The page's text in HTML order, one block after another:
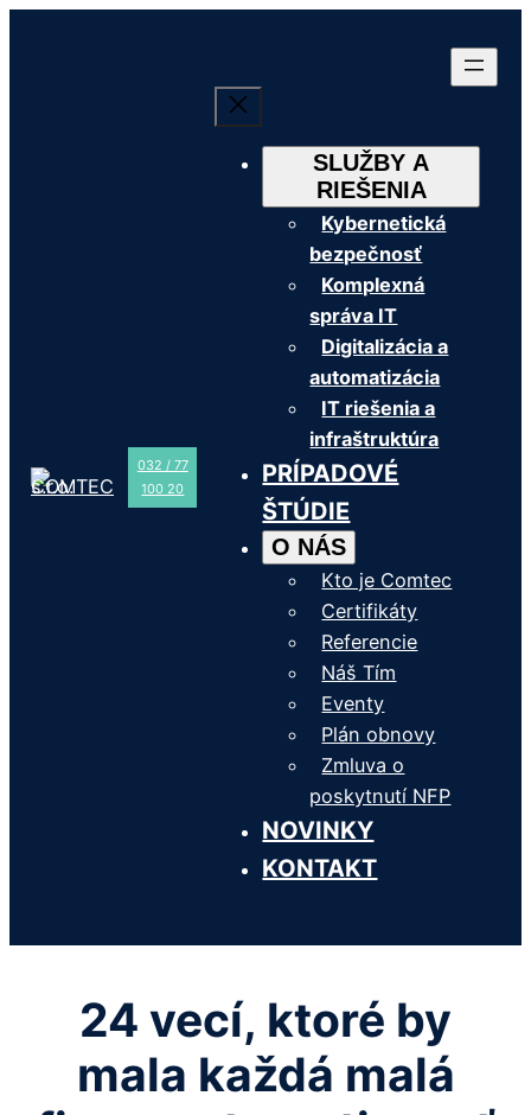
SLUŽBY A
RIEŠENIA
Kybernetická
bezpečnosť
Komplexná
správa IT
Digitalizácia a
automatizácia
IT riešenia a
infraštruktúra
PRÍPADOVÉ
ŠTÚDIE
O NÁS
Kto je Comtec
Certifikáty
Referencie
Náš Tím
Eventy
Plán obnovy
Zmluva o
poskytnutí NFP
NOVINKY
KONTAKT
032 / 77
100 20
24 vecí, ktoré by
mala každá malá